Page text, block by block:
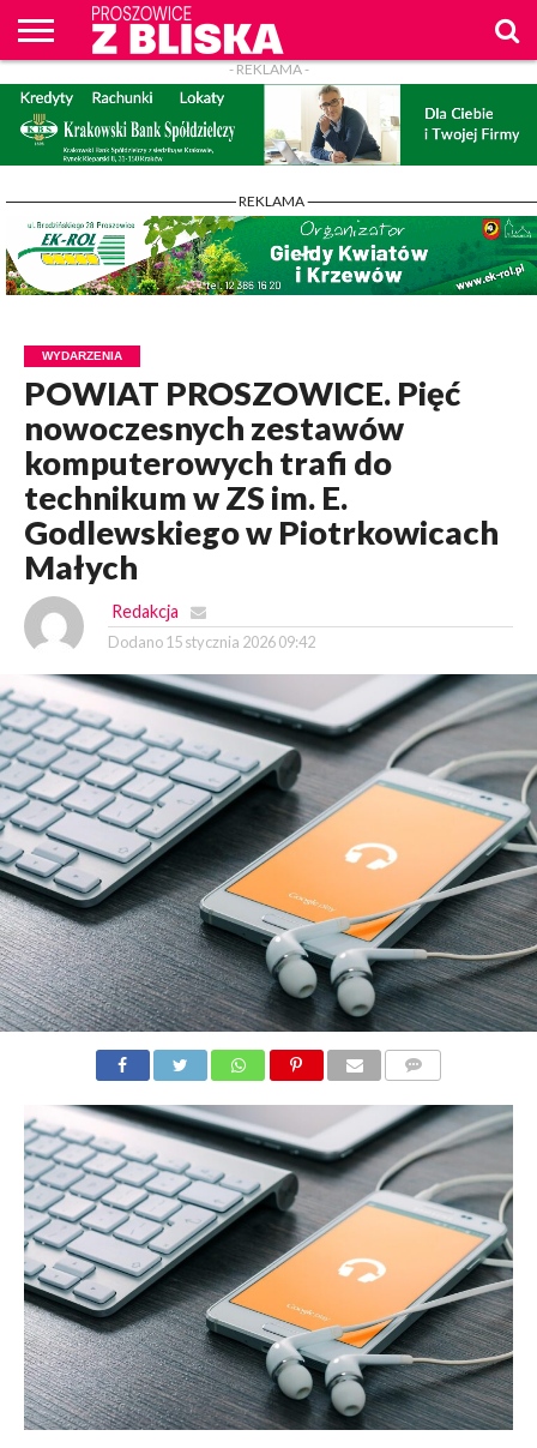
O
NAS
WIADOMOŚCI
ZAPYTAM
WPROST
CENNIK
REKLAM
PROSZOWICE
Z BLISKA
KONTAKT
- REKLAMA -
- REKLAMA -
WYDARZENIA
POWIAT PROSZOWICE. Pięć
nowoczesnych zestawów
komputerowych trafi do
technikum w ZS im. E.
Godlewskiego w Piotrkowicach
Małych
Redakcja
Dodano 15 stycznia 2026 09:42